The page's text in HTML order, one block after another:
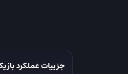
جزییات عملکرد